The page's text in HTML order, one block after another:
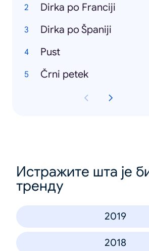
Dirka po Franciji
Dirka po Španiji
Pust
Črni petek
Истражите шта је
тренду
2019
2018